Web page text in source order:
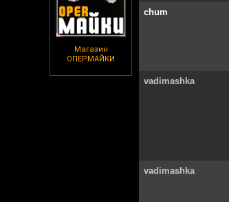
Магазин
ОПЕРМАЙКИ
chum
vadimashka
vadimashka